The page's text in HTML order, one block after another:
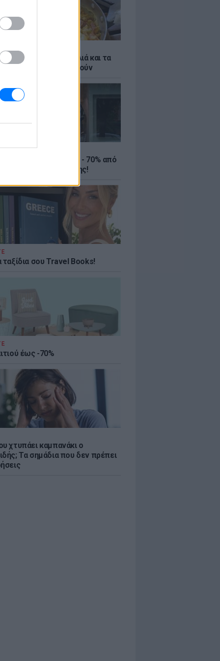
γιαούρτι: Μία κουταλιά και τα
eggs θα απογειωθούν
εκπτώσεις έως - 70% από
eshops ένδυσης!
ταξίδια σου Travel Books!
έως -70%
χτυπάει καμπανάκι ο
Τα σημάδια που δεν πρέπει